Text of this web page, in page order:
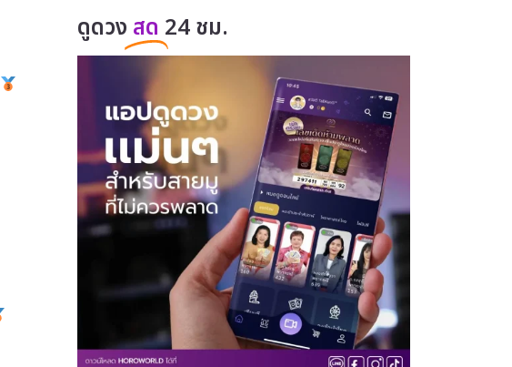
ดูดวง สด 24 ชม.